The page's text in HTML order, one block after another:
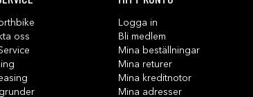
oss
Logga in
Bli medlem
Mina beställningar
Mina returer
Mina kreditnotor
Mina adresser